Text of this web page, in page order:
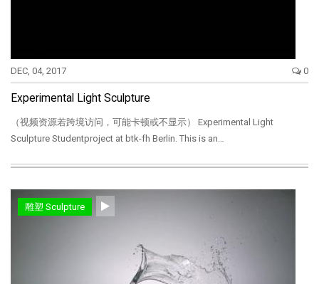
DEC, 04, 2017 0
Experimental Light Sculpture
（视频资源若跨境访问，可能卡顿或不显示） Experimental Light
Sculpture Studentproject at btk-fh Berlin. This is an…
雕塑 Sculpture